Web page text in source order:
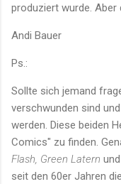
produziert wurde. Aber
Andi Bauer
Ps.:
Sollte sich jemand
verschwunden sind
werden. Diese beiden
Comics" zu finden.
Flash, Green Latern
seit den 60er Jahren